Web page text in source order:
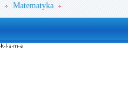
Matematyka